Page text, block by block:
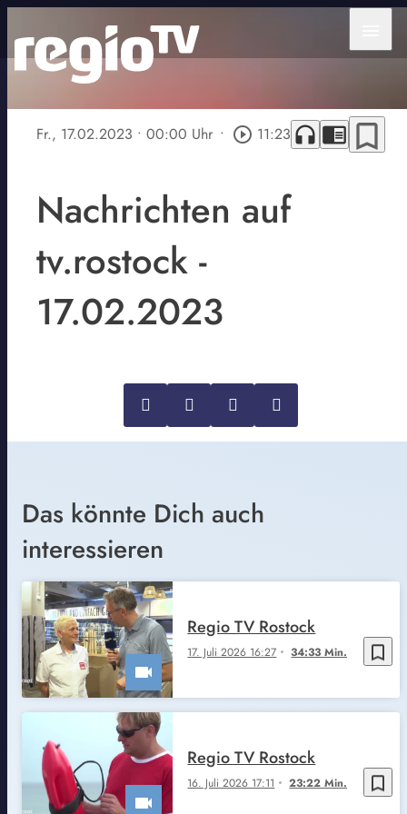
Fr., 17.02.2023 • 00:00 Uhr • play_circle_outline 11:23 headphones chrome_reader_mode bookmark_border
Nachrichten auf
tv.rostock -
17.02.2023
Das könnte Dich auch
interessieren
bookmark_border
17. Juli 2026 16:27 34:33 Min.
Regio TV Rostock
bookmark_border
16. Juli 2026 17:11 23:22 Min.
Regio TV Rostock